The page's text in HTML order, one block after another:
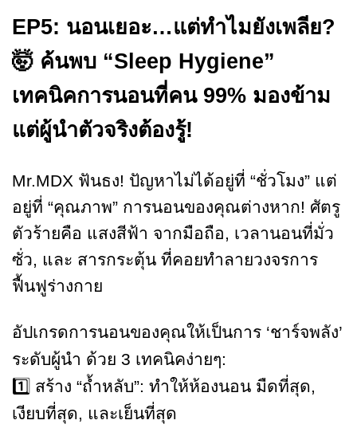
EP5: นอนเยอะ…แต่ทำไมยังเพลีย?
🤯 ค้นพบ “Sleep Hygiene”
เทคนิคการนอนที่คน 99% มองข้าม
แต่ผู้นำตัวจริงต้องรู้!
Mr.MDX ฟันธง! ปัญหาไม่ได้อยู่ที่ “ชั่วโมง” แต่
อยู่ที่ “คุณภาพ” การนอนของคุณต่างหาก! ศัตรู
ตัวร้ายคือ แสงสีฟ้า จากมือถือ, เวลานอนที่มั่ว
ซั่ว, และ สารกระตุ้น ที่คอยทำลายวงจรการ
ฟื้นฟูร่างกาย
อัปเกรดการนอนของคุณให้เป็นการ ‘ชาร์จพลัง’
ระดับผู้นำ ด้วย 3 เทคนิคง่ายๆ:
1️⃣ สร้าง “ถ้ำหลับ”: ทำให้ห้องนอน มืดที่สุด,
เงียบที่สุด, และเย็นที่สุด